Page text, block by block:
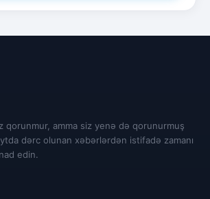
qorunmur, amma siz yenə də qorunurmuş
dərc olunan xəbərlərdən istifadə zamanı
edin.